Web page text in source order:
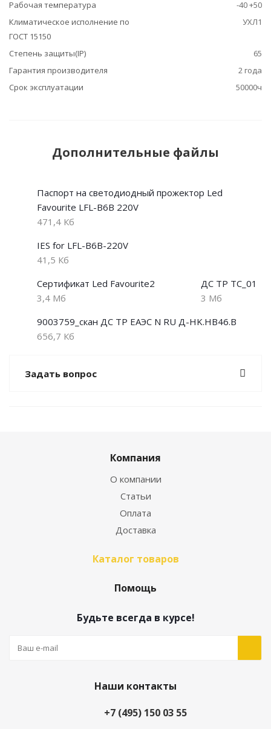
Рабочая температура
-40 +50
Климатическое исполнение по
ГОСТ 15150
УХЛ1
Степень защиты(IP)
65
Гарантия производителя
2 года
Срок эксплуатации
50000ч
Дополнительные файлы
Паспорт на светодиодный прожектор Led
Favourite LFL-B6B 220V
471,4 Кб
IES for LFL-B6B-220V
41,5 Кб
Сертификат Led Favourite2
3,4 Мб
ДС ТР ТС_01
3 Мб
9003759_скан ДС ТР ЕАЭС N RU Д-HK.НВ46.В
656,7 Кб
Задать вопрос
Компания
О компании
Статьи
Оплата
Доставка
Каталог товаров
Помощь
Будьте всегда в курсе!
Наши контакты
+7 (495) 150 03 55